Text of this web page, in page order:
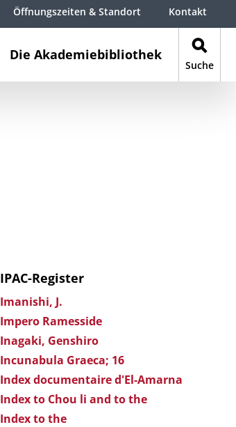
Die Akademiebibliothek
Suche
Öffnungszeiten & Standort Kontakt
IPAC-Register
Imanishi, J.
Impero Ramesside
Inagaki, Genshiro
Incunabula Graeca; 16
Index documentaire d'El-Amarna
Index to Chou li and to the
Index to the